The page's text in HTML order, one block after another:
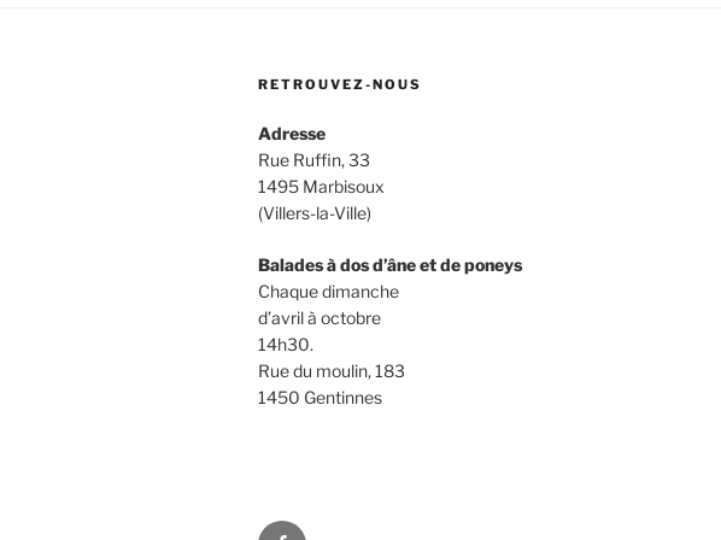
RETROUVEZ-NOUS
Adresse
Rue Ruffin, 33
1495 Marbisoux
(Villers-la-Ville)
Balades à dos d’âne et de poneys
Chaque dimanche
d’avril à octobre
14h30.
Rue du moulin, 183
1450 Gentinnes
Animabelge